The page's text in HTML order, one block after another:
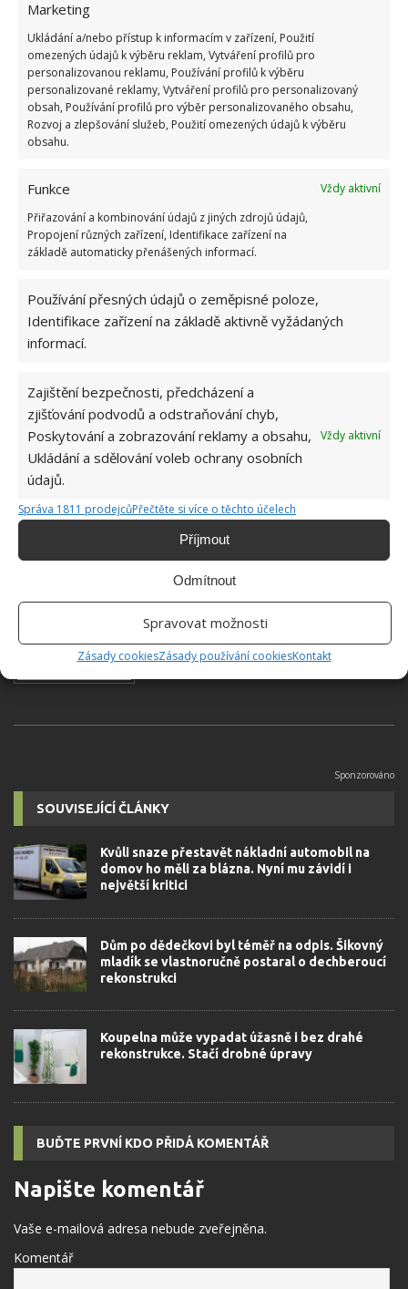
Marketing
Ukládání a/nebo přístup k informacím v zařízení, Použití
omezených údajů k výběru reklam, Vytváření profilů pro
personalizovanou reklamu, Používání profilů k výběru
personalizované reklamy, Vytváření profilů pro personalizovaný
obsah, Používání profilů pro výběr personalizovaného obsahu,
Rozvoj a zlepšování služeb, Použití omezených údajů k výběru
obsahu.
Funkce
Vždy aktivní
Přiřazování a kombinování údajů z jiných zdrojů údajů,
Propojení různých zařízení, Identifikace zařízení na
základě automaticky přenášených informací.
Používání přesných údajů o zeměpisné poloze,
Identifikace zařízení na základě aktivně vyžádaných
informací.
Zajištění bezpečnosti, předcházení a
zjišťování podvodů a odstraňování chyb,
Poskytování a zobrazování reklamy a obsahu,
Ukládání a sdělování voleb ochrany osobních
údajů.
Vždy aktivní
Správa 1811 prodejcůPřečtěte si více o těchto účelech
Příjmout
Odmítnout
Spravovat možnosti
Zásady cookiesZásady používání cookiesKontakt
majitelérekonstruovali nejlevnější dům
Pořídili ho totiž za jeden pouhý dolar.
BYDLENÍ DOMOV REKONSTRUKCE
Přidejte svůj názor
KOMENTOVAT
Jiří Kolář
Absolvent České zemědělské
univerzity, který je již od malička
velkým kutilem. V podstatě vše, co je
možné najít v j...[Více o autorovi]
SOUVISEJÍCÍ ČLÁNKY
Kvůli snaze přestavět nákladní automobil na
domov ho měli za blázna. Nyní mu závidí i
největší kritici
Dům po dědečkovi byl téměř na odpis. Šikovný
mladík se vlastnoručně postaral o dechberoucí
rekonstrukci
Koupelna může vypadat úžasně i bez drahé
rekonstrukce. Stačí drobné úpravy
BUĎTE PRVNÍ KDO PŘIDÁ KOMENTÁŘ
Napište komentář
Vaše e-mailová adresa nebude zveřejněna.
Komentář